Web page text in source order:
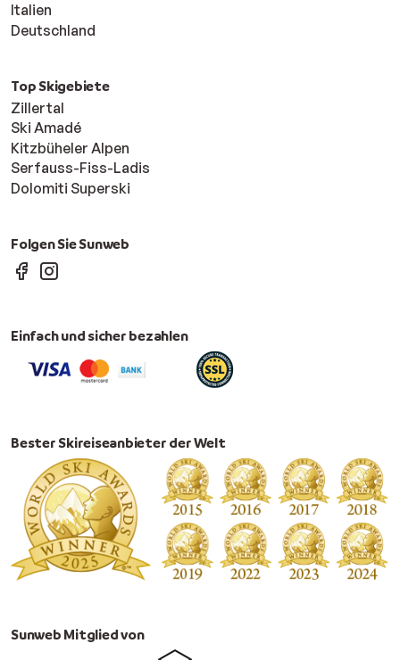
Italien
Deutschland
Top Skigebiete
Zillertal
Ski Amadé
Kitzbüheler Alpen
Serfauss-Fiss-Ladis
Dolomiti Superski
Folgen Sie Sunweb
Einfach und sicher bezahlen
Bester Skireiseanbieter der Welt
Sunweb Mitglied von